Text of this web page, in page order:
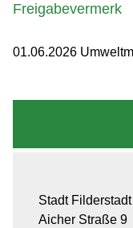
Freigabevermerk
01.06.2026
Stadt Filderstadt
Aicher Straße 9